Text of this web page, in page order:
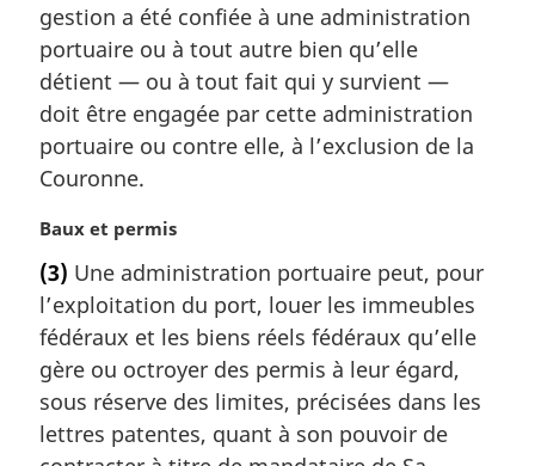
r
g
i
n
a
l
e
:
gestion a été confiée à une administration
portuaire ou à tout autre bien qu’elle
détient — ou à tout fait qui y survient —
doit être engagée par cette administration
portuaire ou contre elle, à l’exclusion de la
Couronne.
N
t
e
m
a
r
g
i
Baux et permis
(3) Une administration portuaire peut, pour
l’exploitation du port, louer les immeubles
fédéraux et les biens réels fédéraux qu’elle
gère ou octroyer des permis à leur égard,
sous réserve des limites, précisées dans les
lettres patentes, quant à son pouvoir de